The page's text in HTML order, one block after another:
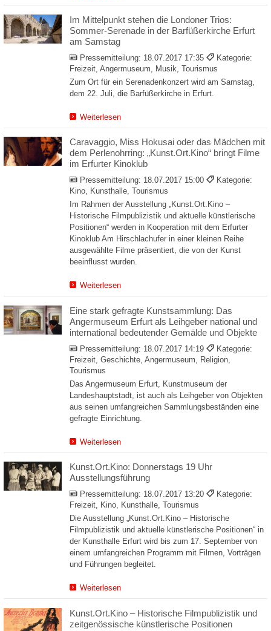
Im Mittelpunkt stehen die Londoner Trios:
Sommer-Serenade in der Barfüßerkirche Erfurt
am Samstag
Pressemitteilung: 18.07.2017 17:35
Kategorie:
Freizeit, Angermuseum, Musik, Tourismus
Zum Ort für ein Serenadenkonzert wird am Samstag,
dem 22. Juli, die Barfüßerkirche in Erfurt.
Weiterlesen
Caravaggio, Miss Hokusai oder das Mädchen mit
dem Perlenohrring: „Kunst.Ort.Kino“ bringt Filme
im Erfurter Kinoklub
Pressemitteilung: 18.07.2017 15:00
Kategorie:
Kino, Kunsthalle, Tourismus
Im Rahmen der Ausstellung „Kunst.Ort.Kino –
Historische Filmpublizistik und aktuelle künstlerische
Positionen“ werden in Kooperation mit dem Erfurter
Kinoklub Am Hirschlachufer in einer kleinen Reihe
ausgewählte Filme präsentiert, die von der Kunst
beeinflusst wurden.
Weiterlesen
Eine stark gefragte Kunstsammlung: Das
Angermuseum Erfurt als Leihgeber national und
international bedeutender Gemälde und Objekte
Pressemitteilung: 18.07.2017 14:19
Kategorie:
Freizeit, Geschichte, Angermuseum, Religion,
Tourismus
Das Angermuseum Erfurt, Kunstmuseum der
Landeshauptstadt, ist auch als Leihgeber von Objekten
aus seinen umfangreichen Sammlungsbeständen eine
gefragte Einrichtung.
Weiterlesen
Kunst.Ort.Kino: Donnerstags 19 Uhr
Ausstellungsführung
Pressemitteilung: 18.07.2017 13:20
Kategorie:
Freizeit, Kino, Kunsthalle, Tourismus
Die Ausstellung „Kunst.Ort.Kino – Historische
Filmpublizistik und aktuelle künstlerische Positionen“ in
der Kunsthalle Erfurt wird bis zum 17. September von
einem umfangreichen Programm mit Filmen, Vorträgen
und Führungen begleitet.
Weiterlesen
Kunst.Ort.Kino – Historische Filmpublizistik und
zeitgenössische künstlerische Positionen